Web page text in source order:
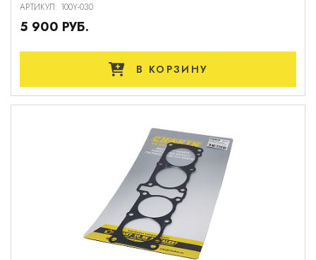
АРТИКУЛ: 100Y-030
5 900 РУБ.
В КОРЗИНУ